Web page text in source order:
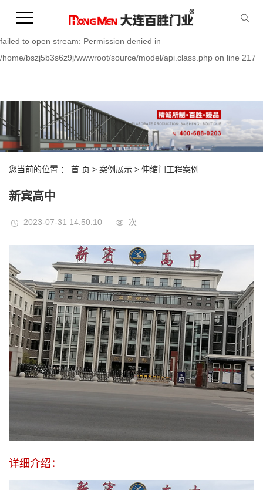
file_put_contents(/home/bszj5b3s6z9j/wwwroot/source/cache/
failed to open stream: Permission denied in
/home/bszj5b3s6z9j/wwwroot/source/model/api.class.php on line 217
您当前的位置 ： 首 页 > 案例展示 > 伸缩门工程案例
新宾高中
2023-07-31 14:50:10 次
详细介绍：